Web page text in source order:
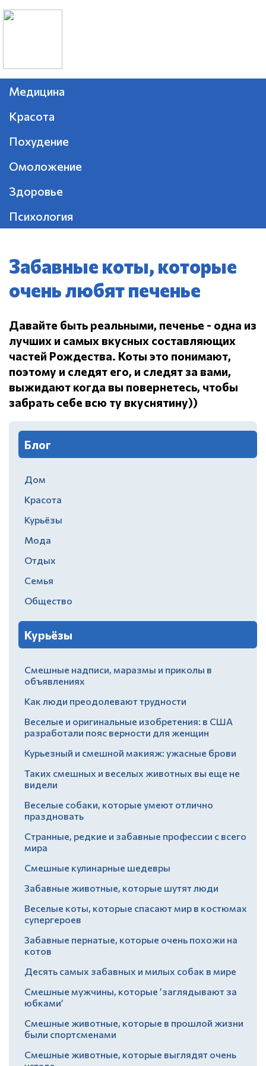
Медицина
Красота
Похудение
Омоложение
Здоровье
Психология
Забавные коты, которые
очень любят печенье
Давайте быть реальными, печенье - одна из
лучших и самых вкусных составляющих
частей Рождества. Коты это понимают,
поэтому и следят его, и следят за вами,
выжидают когда вы повернетесь, чтобы
забрать себе всю ту вкуснятину))
Блог
Дом
Красота
Курьёзы
Мода
Отдых
Семья
Общество
Курьёзы
Смешные надписи, маразмы и приколы в
объявлениях
Как люди преодолевают трудности
Веселые и оригинальные изобретения: в США
разработали пояс верности для женщин
Курьезный и смешной макияж: ужасные брови
Таких смешных и веселых животных вы еще не
видели
Веселые собаки, которые умеют отлично
праздновать
Странные, редкие и забавные профессии с всего
мира
Смешные кулинарные шедевры
Забавные животные, которые шутят люди
Веселые коты, которые спасают мир в костюмах
супергероев
Забавные пернатые, которые очень похожи на
котов
Десять самых забавных и милых собак в мире
Смешные мужчины, которые ’заглядывают за
юбками’
Смешные животные, которые в прошлой жизни
были спортсменами
Смешные животные, которые выглядят очень